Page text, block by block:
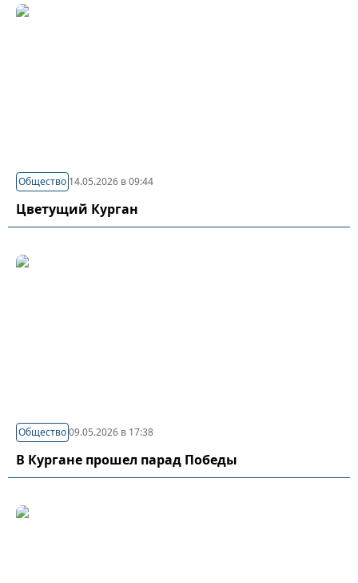
Общество 14.05.2026 в 09:44
Цветущий Курган
Общество09.05.2026 в 17:38
В Кургане прошел парад Победы